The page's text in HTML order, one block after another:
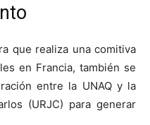
que realiza una comitiva
en Francia, también se
entre la UNAQ y la
(URJC) para generar